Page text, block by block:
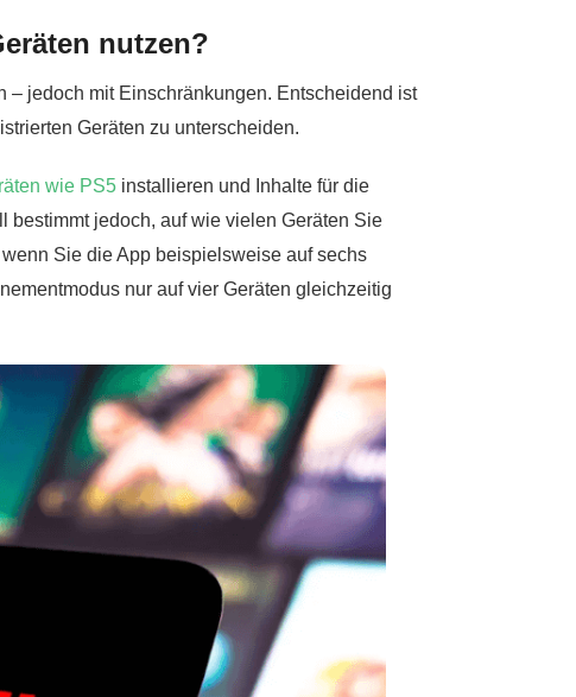
nutzen?
– jedoch mit Einschränkungen. Entscheidend ist
Geräten zu unterscheiden.
wie PS5 installieren und Inhalte für die
bestimmt jedoch, auf wie vielen Geräten Sie
Sie die App beispielsweise auf sechs
nur auf vier Geräten gleichzeitig